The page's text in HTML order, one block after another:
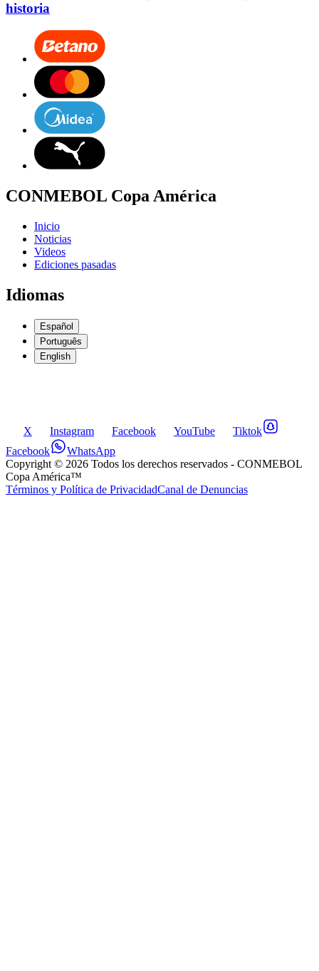
historia
CONMEBOL Copa América
Inicio
Noticias
Videos
Ediciones pasadas
Idiomas
Español
Português
English
X Instagram Facebook YouTube
Tiktok
Facebook
WhatsApp
Copyright © 2026 Todos los derechos reservados - CONMEBOL
Copa América™
Términos y Política de PrivacidadCanal de Denuncias